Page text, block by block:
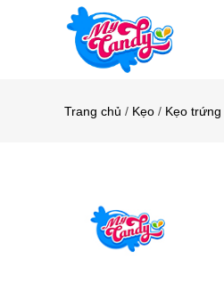
Trang chủ / Kẹo / Kẹo trứng